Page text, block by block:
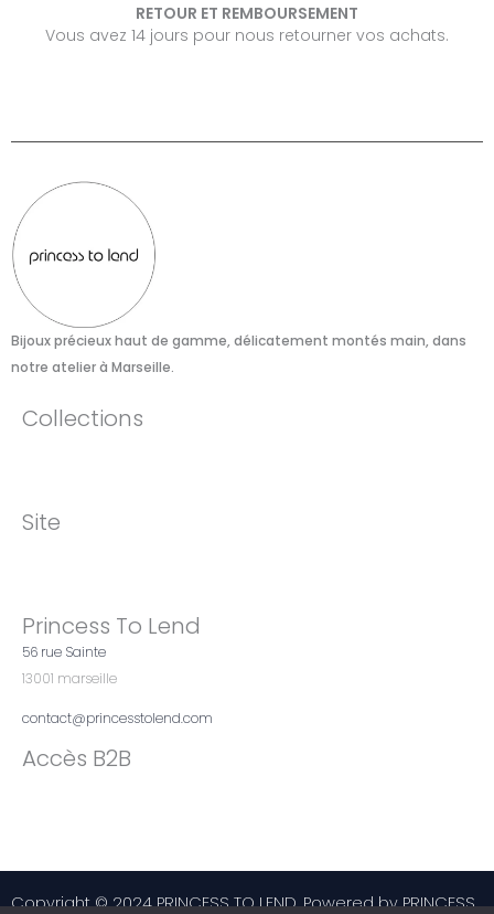
RETOUR ET REMBOURSEMENT
Vous avez 14 jours pour nous retourner vos achats.
Bijoux précieux haut de gamme, délicatement montés main, dans
notre atelier à Marseille.​
Collections
Site
Princess To Lend
56 rue Sainte
13001 marseille
contact@princesstolend.com
Accès B2B
Copyright © 2024 PRINCESS TO LEND. Powered by PRINCESS